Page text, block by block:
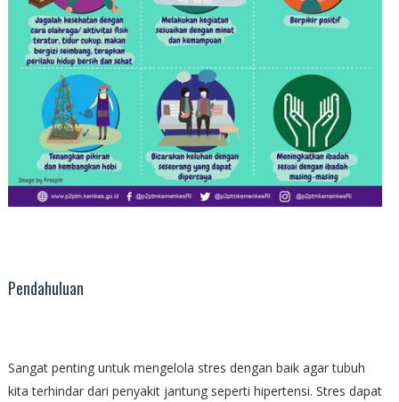
Pendahuluan
Sangat penting untuk mengelola stres dengan baik agar tubuh
kita terhindar dari penyakit jantung seperti hipertensi. Stres dapat